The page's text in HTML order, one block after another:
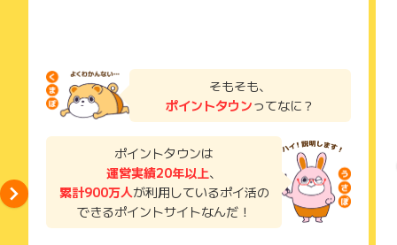
そもそも、
ポイントタウンってなに？
ポイントタウンは
運営実績20年以上、
累計900万人が利用しているポイ活の
できるポイントサイトなんだ！